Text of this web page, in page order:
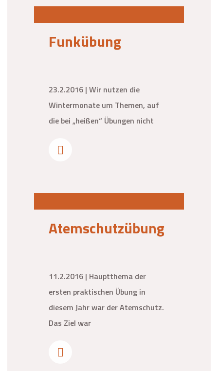
Funkübung
23.2.2016 | Wir nutzen die
Wintermonate um Themen, auf
die bei „heißen“ Übungen nicht
Atemschutzübung
11.2.2016 | Hauptthema der
ersten praktischen Übung in
diesem Jahr war der Atemschutz.
Das Ziel war